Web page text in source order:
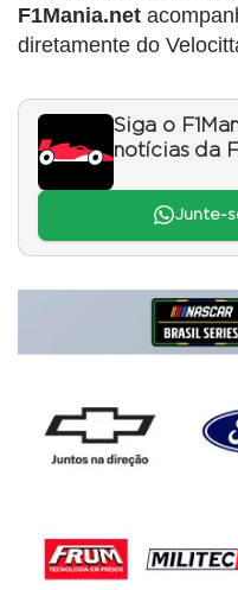
F1Mania.net
diretamente do
Siga o
notícias da
Junte-